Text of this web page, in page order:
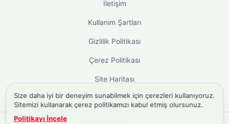
İletişim
Kullanım Şartları
Gizlilik Politikası
Çerez Politikası
Site Haritası
Size daha iyi bir deneyim sunabilmek için çerezleri kullanıyoruz.
Sitemizi kullanarak çerez politikamızı kabul etmiş olursunuz.
Politikayı İncele